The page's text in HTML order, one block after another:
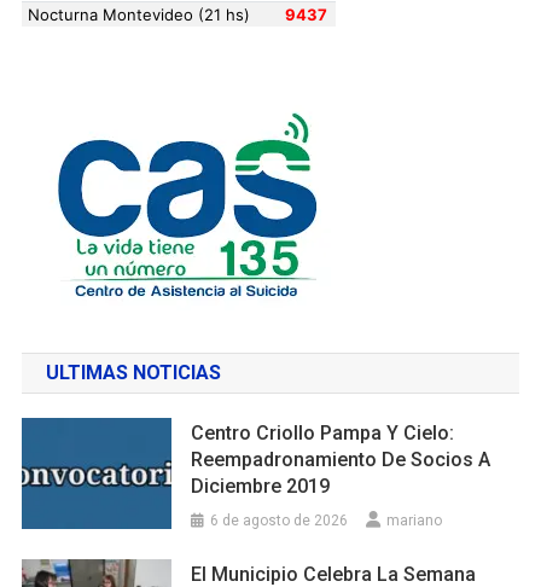
ULTIMAS NOTICIAS
Centro Criollo Pampa Y Cielo:
Reempadronamiento De Socios A
Diciembre 2019
6 de agosto de 2026 mariano
El Municipio Celebra La Semana